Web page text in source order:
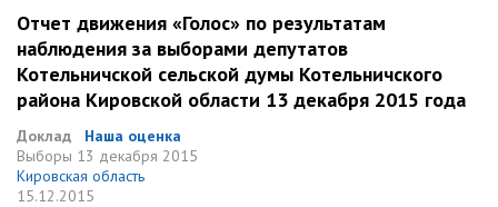
Отчет движения «Голос» по результатам
наблюдения за выборами депутатов
Котельничской сельской думы Котельничского
района Кировской области 13 декабря 2015 года
Доклад
Наша оценка
Выборы 13 декабря 2015
Кировская область
15.12.2015